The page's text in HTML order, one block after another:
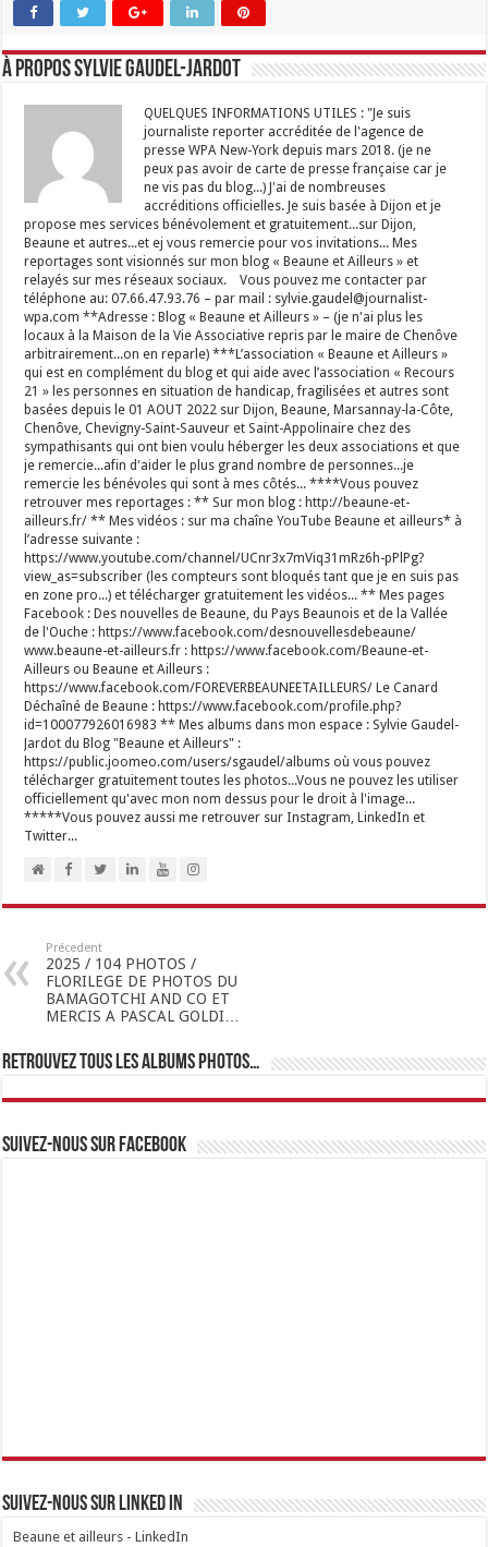
À propos Sylvie GAUDEL-JARDOT
QUELQUES INFORMATIONS UTILES : "Je suis
journaliste reporter accréditée de l'agence de
presse WPA New-York depuis mars 2018. (je ne
peux pas avoir de carte de presse française car je
ne vis pas du blog...) J'ai de nombreuses
accréditions officielles. Je suis basée à Dijon et je
propose mes services bénévolement et gratuitement...sur Dijon,
Beaune et autres...et ej vous remercie pour vos invitations... Mes
reportages sont visionnés sur mon blog « Beaune et Ailleurs » et
relayés sur mes réseaux sociaux. Vous pouvez me contacter par
téléphone au: 07.66.47.93.76 – par mail : sylvie.gaudel@journalist-
wpa.com **Adresse : Blog « Beaune et Ailleurs » – (je n'ai plus les
locaux à la Maison de la Vie Associative repris par le maire de Chenôve
arbitrairement...on en reparle) ***L’association « Beaune et Ailleurs »
qui est en complément du blog et qui aide avec l’association « Recours
21 » les personnes en situation de handicap, fragilisées et autres sont
basées depuis le 01 AOUT 2022 sur Dijon, Beaune, Marsannay-la-Côte,
Chenôve, Chevigny-Saint-Sauveur et Saint-Appolinaire chez des
sympathisants qui ont bien voulu héberger les deux associations et que
je remercie...afin d'aider le plus grand nombre de personnes...je
remercie les bénévoles qui sont à mes côtés... ****Vous pouvez
retrouver mes reportages : ** Sur mon blog : http://beaune-et-
ailleurs.fr/ ** Mes vidéos : sur ma chaîne YouTube Beaune et ailleurs* à
l’adresse suivante :
https://www.youtube.com/channel/UCnr3x7mViq31mRz6h-pPlPg?
view_as=subscriber (les compteurs sont bloqués tant que je en suis pas
en zone pro...) et télécharger gratuitement les vidéos... ** Mes pages
Facebook : Des nouvelles de Beaune, du Pays Beaunois et de la Vallée
de l'Ouche : https://www.facebook.com/desnouvellesdebeaune/
www.beaune-et-ailleurs.fr : https://www.facebook.com/Beaune-et-
Ailleurs ou Beaune et Ailleurs :
https://www.facebook.com/FOREVERBEAUNEETAILLEURS/ Le Canard
Déchaîné de Beaune : https://www.facebook.com/profile.php?
id=100077926016983 ** Mes albums dans mon espace : Sylvie Gaudel-
Jardot du Blog "Beaune et Ailleurs" :
https://public.joomeo.com/users/sgaudel/albums où vous pouvez
télécharger gratuitement toutes les photos...Vous ne pouvez les utiliser
officiellement qu'avec mon nom dessus pour le droit à l'image...
*****Vous pouvez aussi me retrouver sur Instagram, LinkedIn et
Twitter...
Précedent
2025 / 104 PHOTOS /
FLORILEGE DE PHOTOS DU
BAMAGOTCHI AND CO ET
MERCIS A PASCAL GOLDI…
Retrouvez tous les albums photos…
Suivez-nous sur Facebook
Suivez-nous sur linked IN
Beaune et ailleurs - LinkedIn